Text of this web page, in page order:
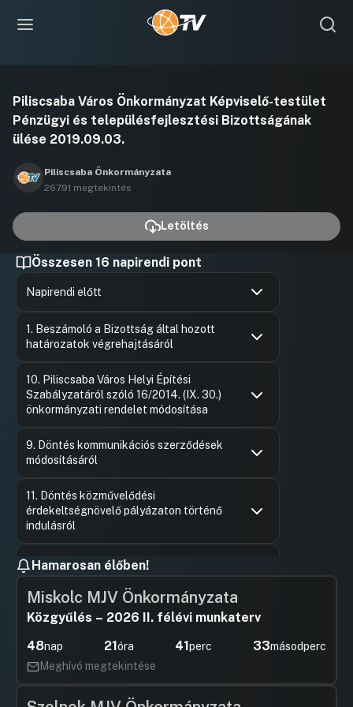
lejátszása
Piliscsaba Város Önkormányzat Képviselő-testület
Pénzügyi és településfejlesztési Bizottságának
ülése 2019.09.03.
Piliscsaba Önkormányzata
26791 megtekintés
Letöltés
Összesen 16 napirendi pont
Napirendi előtt
1. Beszámoló a Bizottság által hozott
határozatok végrehajtásáról
Ugrás a napirendi pontra
10. Piliscsaba Város Helyi Építési
Szabályzatáról szóló 16/2014. (IX. 30.)
önkormányzati rendelet módosítása
9. Döntés kommunikációs szerződések
módosításáról
11. Döntés közművelődési
érdekeltségnövelő pályázaton történő
indulásról
2. Döntés Piliscsaba Város
Önkormányzat Képviselő-testülete által
benyújtott pályázatokról szóló
beszámoló elfogadásáról
3. 2019. I-VI. havi pénzforgalmi jelentés
HozzászólásokUgrás a napirendi pontra
4. Az Adóosztály II. negyedéves
Hamarosan élőben!
Miskolc MJV Önkormányzata
Közgyűlés – 2026 II. félévi munkaterv
48nap 21óra 41perc 32másodperc
Meghívó megtekintése